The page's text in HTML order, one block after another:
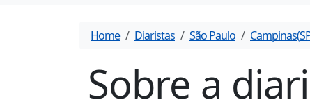
Home Diaristas São Paulo Campinas(
Sobre a